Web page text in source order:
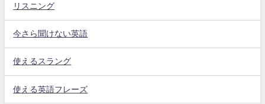
リスニング
今さら聞けない英語
使えるスラング
使える英語フレーズ